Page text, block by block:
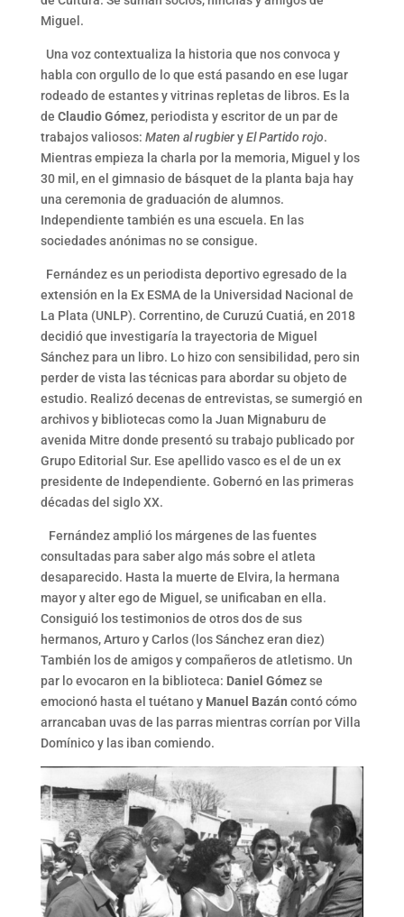
Miguel.
Una voz contextualiza la historia que nos convoca y
habla con orgullo de lo que está pasando en ese lugar
rodeado de estantes y vitrinas repletas de libros. Es la
de Claudio Gómez, periodista y escritor de un par de
trabajos valiosos: Maten al rugbieryEl Partido rojo.
Mientras empieza la charla por la memoria, Miguel y los
30 mil, en el gimnasio de básquet de la planta baja hay
una ceremonia de graduación de alumnos.
Independiente también es una escuela. En las
sociedades anónimas no se consigue.
Fernández es un periodista deportivo egresado de la
extensión en la Ex ESMA de la Universidad Nacional de
La Plata (UNLP). Correntino, de Curuzú Cuatiá, en 2018
decidió que investigaría la trayectoria de Miguel
Sánchez para un libro. Lo hizo con sensibilidad, pero sin
perder de vista las técnicas para abordar su objeto de
estudio. Realizó decenas de entrevistas, se sumergió en
archivos y bibliotecas como la Juan Mignaburu de
avenida Mitre donde presentó su trabajo publicado por
Grupo Editorial Sur. Ese apellido vasco es el de un ex
presidente de Independiente. Gobernó en las primeras
décadas del siglo XX.
Fernández amplió los márgenes de las fuentes
consultadas para saber algo más sobre el atleta
desaparecido. Hasta la muerte de Elvira, la hermana
mayor y alter ego de Miguel, se unificaban en ella.
Consiguió los testimonios de otros dos de sus
hermanos, Arturo y Carlos (los Sánchez eran diez)
También los de amigos y compañeros de atletismo. Un
par lo evocaron en la biblioteca: Daniel Gómezse
emocionó hasta el tuétano y Manuel Bazán contó cómo
arrancaban uvas de las parras mientras corrían por Villa
Domínico y las iban comiendo.